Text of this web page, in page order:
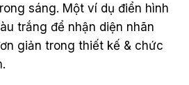
sáng. Một ví dụ điển hình
trắng để nhận diện nhãn
giản trong thiết kế & chức